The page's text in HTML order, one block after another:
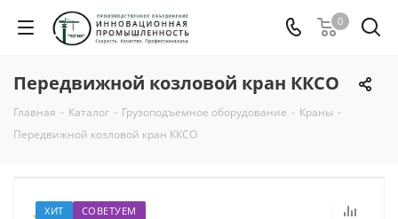
0
Передвижной козловой кран ККСО
Главная - Каталог - Грузоподъемное оборудование - Краны -
Передвижной козловой кран ККСО
ХИТ СОВЕТУЕМ